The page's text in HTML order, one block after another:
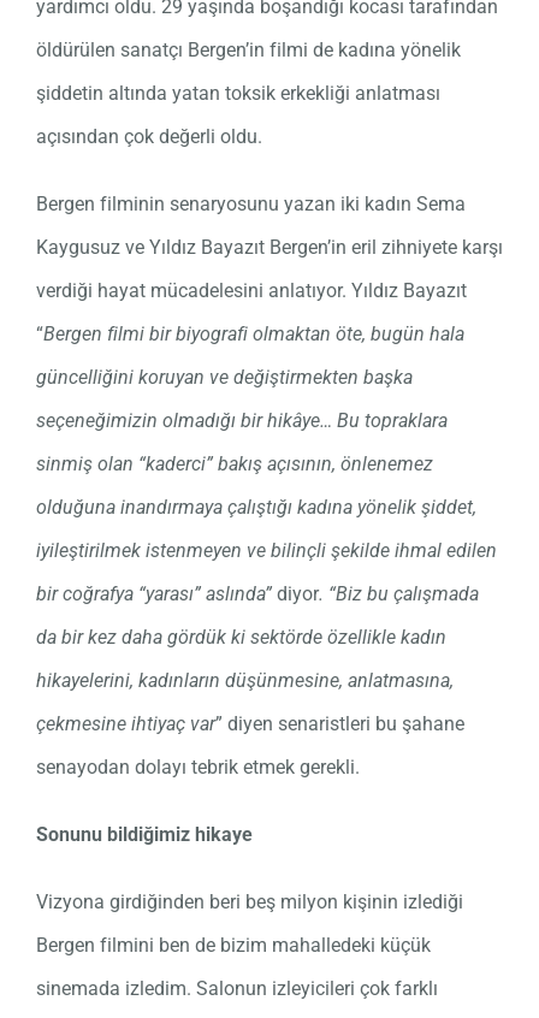
yardımcı oldu. 29 yaşında boşandığı kocası tarafından
öldürülen sanatçı Bergen’in filmi de kadına yönelik
şiddetin altında yatan toksik erkekliği anlatması
açısından çok değerli oldu.
Bergen filminin senaryosunu yazan iki kadın Sema
Kaygusuz ve Yıldız Bayazıt Bergen’in eril zihniyete karşı
verdiği hayat mücadelesini anlatıyor. Yıldız Bayazıt
“Bergen filmi bir biyografi olmaktan öte, bugün hala
güncelliğini koruyan ve değiştirmekten başka
seçeneğimizin olmadığı bir hikâye… Bu topraklara
sinmiş olan “kaderci” bakış açısının, önlenemez
olduğuna inandırmaya çalıştığı kadına yönelik şiddet,
iyileştirilmek istenmeyen ve bilinçli şekilde ihmal edilen
bir coğrafya “yarası” aslında” diyor. “Biz bu çalışmada
da bir kez daha gördük ki sektörde özellikle kadın
hikayelerini, kadınların düşünmesine, anlatmasına,
çekmesine ihtiyaç var” diyen senaristleri bu şahane
senayodan dolayı tebrik etmek gerekli.
Sonunu bildiğimiz hikaye
Vizyona girdiğinden beri beş milyon kişinin izlediği
Bergen filmini ben de bizim mahalledeki küçük
sinemada izledim. Salonun izleyicileri çok farklı